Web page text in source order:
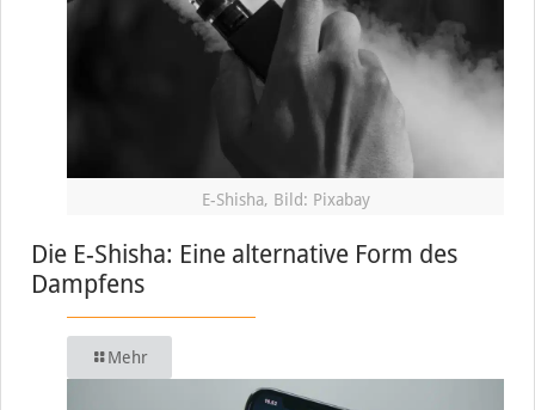
E-Shisha, Bild: Pixabay
Die E-Shisha: Eine alternative Form des
Dampfens
Mehr